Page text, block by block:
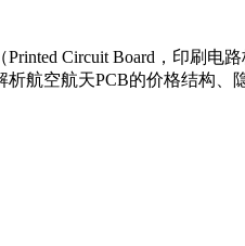
Circuit Board，印刷
航空航天PCB的价格结构、